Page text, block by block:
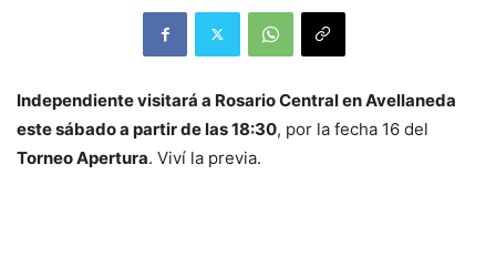
Independiente visitará a Rosario Central en Avellaneda
este sábado a partir de las 18:30, por la fecha 16 del
Torneo Apertura. Viví la previa.